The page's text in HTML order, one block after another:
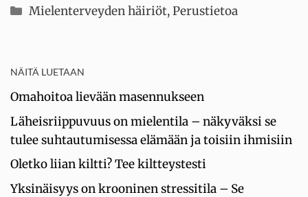
Kategoriat
Mielenterveyden häiriöt,Perustietoa
NÄITÄ LUETAAN
Omahoitoa lievään masennukseen
Läheisriippuvuus on mielentila – näkyväksi se
tulee suhtautumisessa elämään ja toisiin ihmisiin
Oletko liian kiltti? Tee kiltteystesti
Yksinäisyys on krooninen stressitila – Se